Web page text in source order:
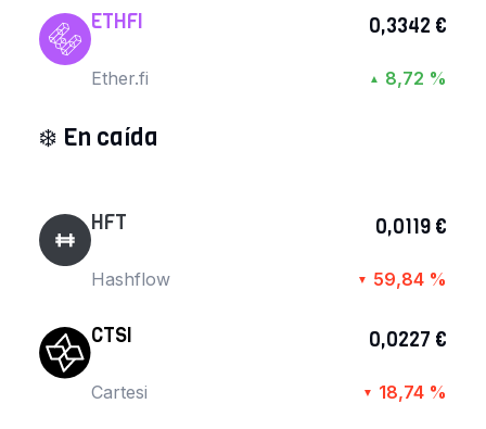
ETHFI
Ether.fi
0,3342 €
▲ 8,72 %
❄️ En caída
HFT
Hashflow
0,0119 €
▼ 59,84 %
CTSI
Cartesi
0,0227 €
▼ 18,74 %